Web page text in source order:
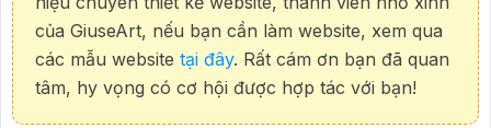
của GiuseArt, nếu bạn cần làm website, xem qua
các mẫu website tại đây. Rất cám ơn bạn đã quan
tâm, hy vọng có cơ hội được hợp tác với bạn!